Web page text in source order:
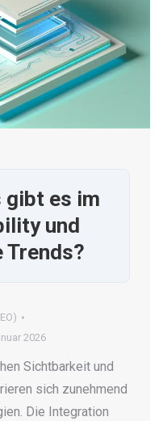
gibt es im
und
Trends?
2026
Sichtbarkeit und
sich zunehmend
Die Integration